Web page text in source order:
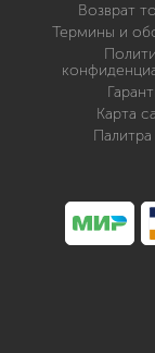
Возврат
Термины и
Карта
Палитра